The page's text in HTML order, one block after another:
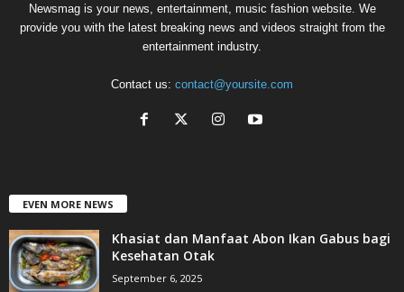
Newsmag is your news, entertainment, music fashion website. We
provide you with the latest breaking news and videos straight from the
entertainment industry.
Contact us: contact@yoursite.com
EVEN MORE NEWS
Khasiat dan Manfaat Abon Ikan Gabus bagi
Kesehatan Otak
September 6, 2025